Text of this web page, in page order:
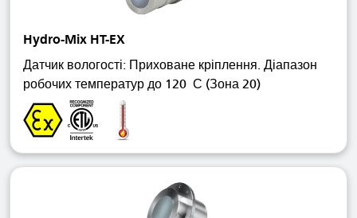
Hydro-Mix HT-EX
Датчик вологості: Приховане кріплення. Діапазон
робочих температур до 120 С (Зона 20)